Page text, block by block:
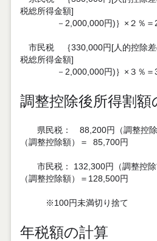
税総所得金額]
－2,000,000円)｝×２％＝
市民税 ｛330,000円[人的控除差
税総所得金額]
－2,000,000円)｝×３％＝
調整控除後所得割額
県民税： 88,200円（調整控
（調整控除額）＝ 85,700円
市民税： 132,300円（調整控除
（調整控除額）＝128,500円
※100円未満切り捨て
年税額の計算